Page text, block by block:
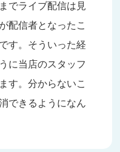
でライブ配信は見
配信者となったこ
す。そういった経
に当店のスタッフ
す。分からないこ
できるようになん